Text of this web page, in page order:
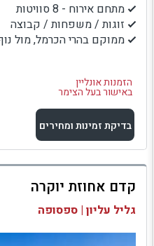
מתחם אירוח - 8 סוויטות
זוגות / משפחות / קבוצה
ממוקם בהרי הכרמל, מול
הזמנות אונליין
באישור בעל הצימר
בדיקת זמינות ומחירים
למתחם זה
בדיקת זמינות ומחירים
קדם אחוזת יוקרה
גליל עליון | ספסופה